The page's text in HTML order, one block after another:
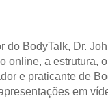
do BodyTalk, Dr.
online, a estrutura,
e praticante de
em